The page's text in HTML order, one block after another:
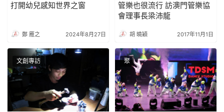
打開幼兒感知世界之窗
鄭 雁之 2024年8月27日
管樂也很流行 訪澳門管樂協
會理事長梁沛龍
胡 曉穎 2017年11月1日
文創專訪 聚